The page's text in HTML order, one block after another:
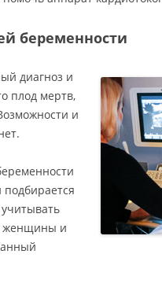
беременности
диагноз и
плод мертв,
и
подбирается
женщины и